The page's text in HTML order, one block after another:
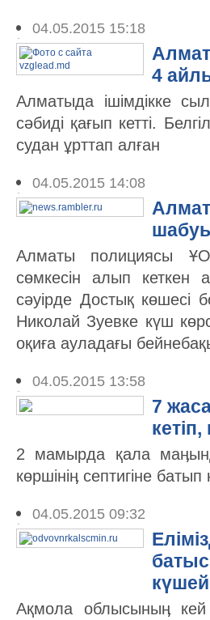
04.05.2015 15:18
4
Алматыда ішімдікке
сәбиді қағып кетті.
судан ұрттап алған
04.05.2015 14:08
Алматы полициясы
сөмкесін алып
сәуірде Достық көшесі
Николай Зуевке күш
оқиға ауладағы
04.05.2015 13:58
7
2 мамырда қала
көршініӊ септигіне батып
04.05.2015 09:32
Ақмола облысыныӊ